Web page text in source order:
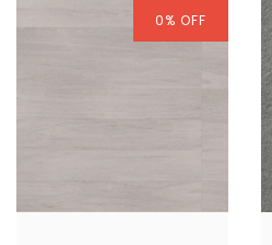
0% OFF